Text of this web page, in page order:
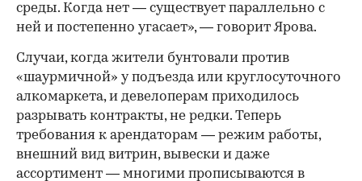
среды. Когда нет — существует параллельно с
ней и постепенно угасает», — говорит Ярова.
Случаи, когда жители бунтовали против
«шаурмичной» у подъезда или круглосуточного
алкомаркета, и девелоперам приходилось
разрывать контракты, не редки. Теперь
требования к арендаторам — режим работы,
внешний вид витрин, вывески и даже
ассортимент — многими прописываются в